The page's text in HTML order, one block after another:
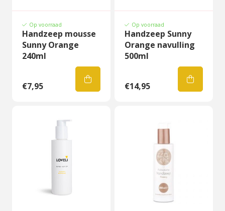
Op voorraad
Handzeep mousse
Sunny Orange
240ml
€7,95
Op voorraad
Handzeep Sunny
Orange navulling
500ml
€14,95